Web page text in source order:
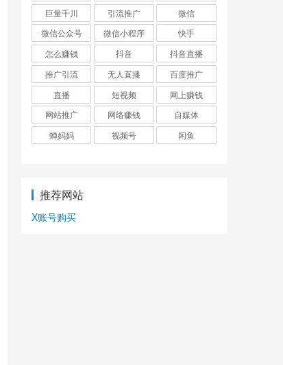
巨量千川
引流推广
微信
微信公众号
微信小程序
快手
怎么赚钱
抖音
抖音直播
推广引流
无人直播
百度推广
直播
短视频
网上赚钱
网站推广
网络赚钱
自媒体
蝉妈妈
视频号 闲鱼
推荐网站
X账号购买